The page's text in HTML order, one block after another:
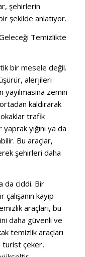
şehirlerin
şekilde anlatıyor.
Temizlikte
bir mesele değil.
alerjileri
zemin
kaldırarak
trafik
yığını ya da
Bu araçlar,
şehirleri daha
da ciddi. Bir
kayıp
araçları, bu
daha güvenli ve
temizlik araçları
turist çeker,